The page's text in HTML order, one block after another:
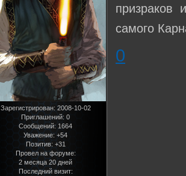
Зарегистрирован: 2008-10-02
Приглашений: 0
Сообщений: 1664
Уважение: +54
Позитив: +31
Провел на форуме:
2 месяца 20 дней
Последний визит:
призраков
самого
0